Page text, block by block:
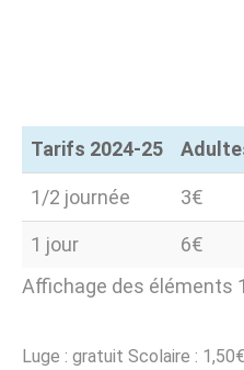
Tarifs 2024-25
Tarifs 2024-25
Adultes
1/2 journée 3€
1 jour 6€
Affichage des éléments
Luge : gratuit Scolaire :